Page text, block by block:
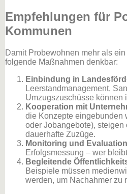
Empfehlungen für
Kommunen
Damit Probewohnen mehr als
folgende Maßnahmen denkbar:
Einbindung in
Leerstandmanagement,
Umzugszuschüsse können
Kooperation mit
die Konzepte eingebunden
oder Jobangebote), steigen
dauerhafte Zuzüge.
Monitoring und
Erfolgsmessung – wer
Begleitende
Beispiele müssen
werden, um Nachahmer zu